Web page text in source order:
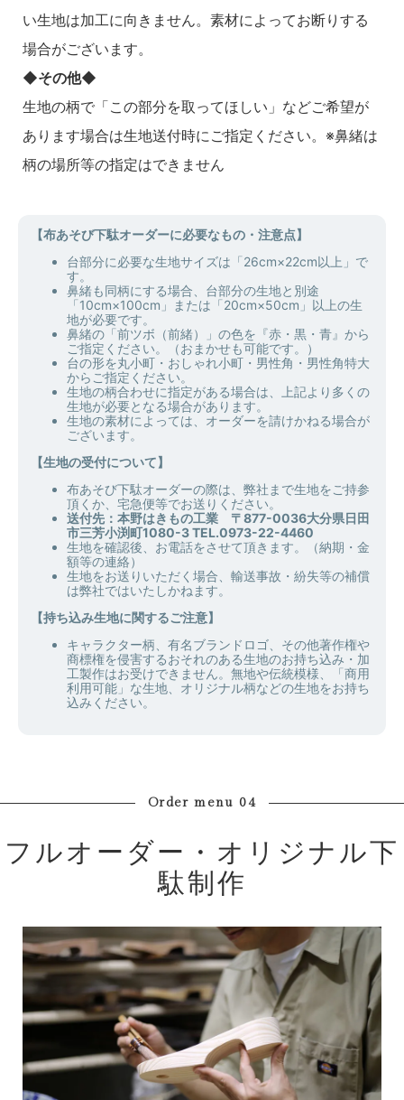
い生地は加工に向きません。素材によってお断りする
場合がございます。
◆その他◆
生地の柄で「この部分を取ってほしい」などご希望が
あります場合は生地送付時にご指定ください。※鼻緒は
柄の場所等の指定はできません
【布あそび下駄オーダーに必要なもの・注意点】
台部分に必要な生地サイズは「26cm×22cm以上」で
す。
鼻緒も同柄にする場合、台部分の生地と別途
「10cm×100cm」または「20cm×50cm」以上の生
地が必要です。
鼻緒の「前ツボ（前緒）」の色を『赤・黒・青』から
ご指定ください。（おまかせも可能です。）
台の形を丸小町・おしゃれ小町・男性角・男性角特大
からご指定ください。
生地の柄合わせに指定がある場合は、上記より多くの
生地が必要となる場合があります。
生地の素材によっては、オーダーを請けかねる場合が
ございます。
【生地の受付について】
布あそび下駄オーダーの際は、弊社まで生地をご持参
頂くか、宅急便等でお送りください。
送付先：本野はきもの工業 〒877-0036大分県日田
市三芳小渕町1080-3 TEL.0973-22-4460
生地を確認後、お電話をさせて頂きます。（納期・金
額等の連絡）
生地をお送りいただく場合、輸送事故・紛失等の補償
は弊社ではいたしかねます。
【持ち込み生地に関するご注意】
キャラクター柄、有名ブランドロゴ、その他著作権や
商標権を侵害するおそれのある生地のお持ち込み・加
工製作はお受けできません。無地や伝統模様、「商用
利用可能」な生地、オリジナル柄などの生地をお持ち
込みください。
Order menu 04
フルオーダー・オリジナル下
駄制作